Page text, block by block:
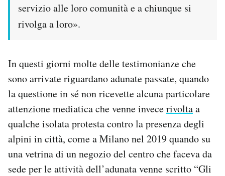
servizio alle loro comunità e a chiunque si
rivolga a loro».
In questi giorni molte delle testimonianze che
sono arrivate riguardano adunate passate, quando
la questione in sé non ricevette alcuna particolare
attenzione mediatica che venne invecerivoltaa
qualche isolata protesta contro la presenza degli
alpini in città, come a Milano nel 2019 quando su
una vetrina di un negozio del centro che faceva da
sede per le attività dell’adunata venne scritto “Gli